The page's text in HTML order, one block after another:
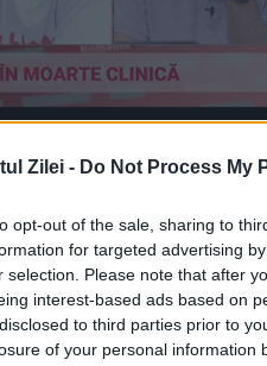
Zilei - Do Not Process My
opt-out of the sale, sharing to
for targeted advertising
selection. Please note that after
interest-based ads based on
to third parties prior to
of your personal information
proiect propus de
integral al
pe Armand să
și să își asume